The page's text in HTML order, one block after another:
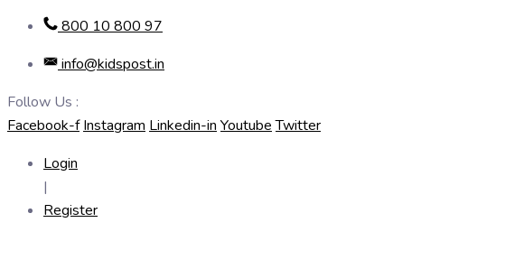
Skip
content
800 10 800 97
info@kidspost.in
Follow Us :
Facebook-f Instagram Linkedin-in Youtube Twitter
Login
|
Register